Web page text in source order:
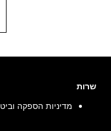
שרות
מדיניות הספקה